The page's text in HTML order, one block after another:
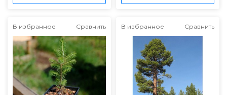
В избранное Сравнить В избранное Сравнить